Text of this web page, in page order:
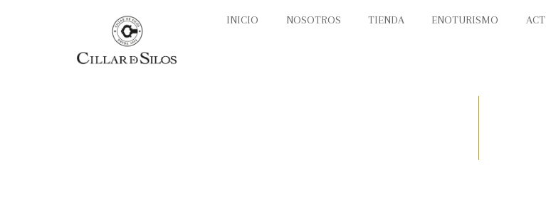
INICIO NOSOTROS TIENDA ENOTURISMO